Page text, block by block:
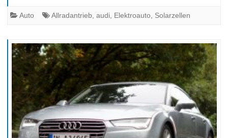
Auto Allradantrieb audi Elektroauto Solarzellen